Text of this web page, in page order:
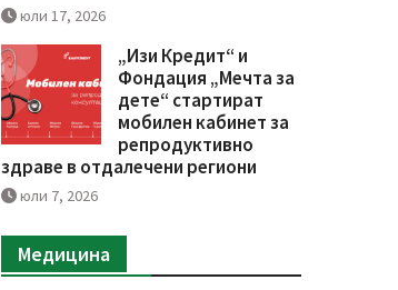
юли 17, 2026
„Изи Кредит“ и
Фондация „Мечта за
дете“ стартират
мобилен кабинет за
репродуктивно
здраве в отдалечени региони
юли 7, 2026
Медицина